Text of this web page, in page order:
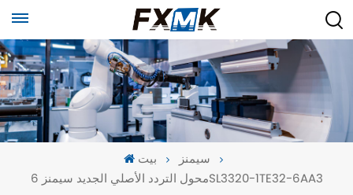
بيت
سيمنز
محول التردد الأصلي الجديد سيمنز 6SL3320-1TE32-6AA3